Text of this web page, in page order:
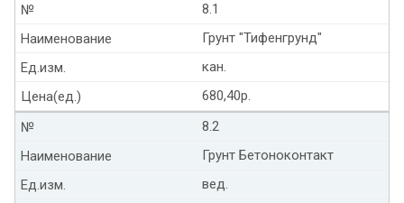
8.1
№
Грунт "Тифенгрунд"
Наименование
кан.
Ед.изм.
680,40р.
Цена(ед.)
8.2
№
Грунт Бетоноконтакт
Наименование
вед.
Ед.изм.